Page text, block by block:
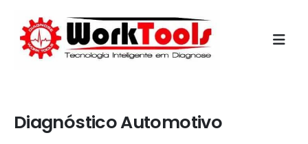
Diagnóstico Automotivo